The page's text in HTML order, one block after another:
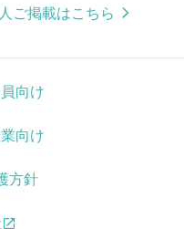
ご掲載はこちら
向け
向け
方針